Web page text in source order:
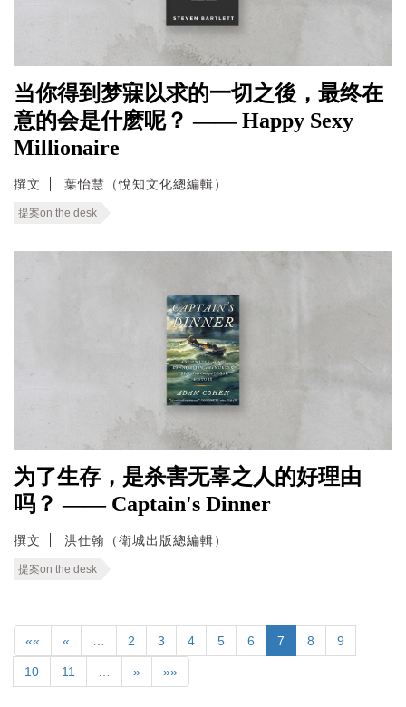
当你得到梦寐以求的一切之後，最终在
意的会是什麽呢？ —— Happy Sexy
Millionaire
撰文 葉怡慧（悅知文化總編輯）
提案on the desk
为了生存，是杀害无辜之人的好理由
吗？ —— Captain's Dinner
撰文 洪仕翰（衛城出版總編輯）
提案on the desk
«« « 2 3 4 5 6 7 8 9
10 11 » »»